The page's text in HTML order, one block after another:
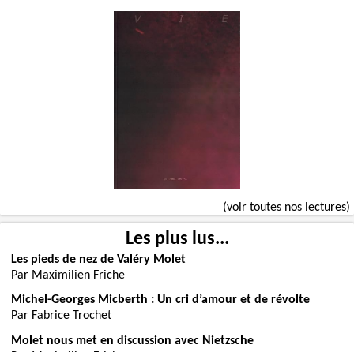
(voir toutes nos lectures)
Les plus lus...
Les pieds de nez de Valéry Molet
Par Maximilien Friche
Michel-Georges Micberth : Un cri d’amour et de révolte
Par Fabrice Trochet
Molet nous met en discussion avec Nietzsche